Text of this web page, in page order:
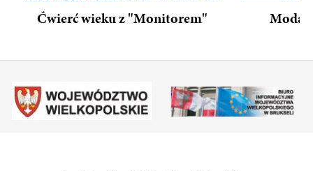
Ćwierć wieku z "Monitorem" Moda